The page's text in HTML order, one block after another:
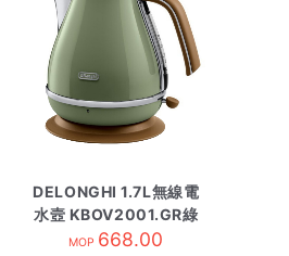
DELONGHI 1.7L無線電
水壼 KBOV2001.GR綠
MOP 668.00